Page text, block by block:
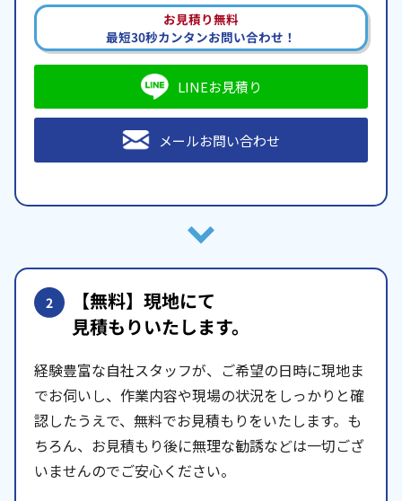
お見積り無料
最短30秒カンタンお問い合わせ！
LINEお見積り
メールお問い合わせ
2 【無料】現地にて
見積もりいたします。
経験豊富な自社スタッフが、ご希望の日時に現地ま
でお伺いし、作業内容や現場の状況をしっかりと確
認したうえで、無料でお見積もりをいたします。も
ちろん、お見積もり後に無理な勧誘などは一切ござ
いませんのでご安心ください。